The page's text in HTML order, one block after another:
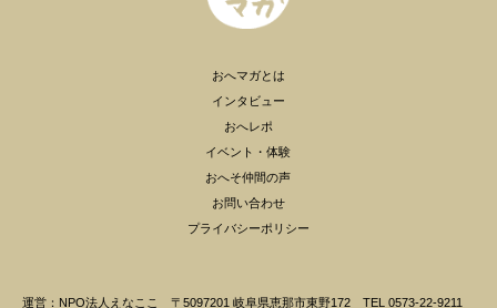
おへマガとは
インタビュー
おへレポ
イベント・体験
おへそ仲間の声
お問い合わせ
プライバシーポリシー
運営：NPO法人えなここ 〒5097201 岐阜県恵那市東野172 TEL 0573-22-9211